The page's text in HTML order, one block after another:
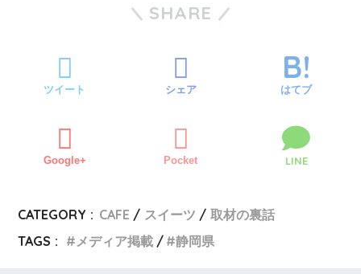
SHARE
ツイート シェア はてブ
Google+ Pocket LINE
CATEGORY : CAFE スイーツ
取材の裏話
TAGS :
メディア掲載 静岡県